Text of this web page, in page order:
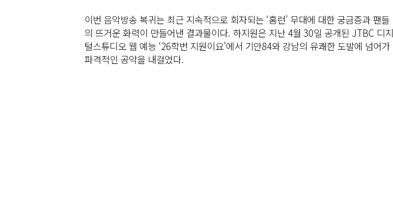
이번 음악방송 복귀는 최근 지속적으로 회자되는 ‘홈런’ 무대에 대한 궁금증과 팬들
의 뜨거운 화력이 만들어낸 결과물이다. 하지원은 지난 4월 30일 공개된 JTBC 디지
털스튜디오 웹 예능 ‘26학번 지원이요’에서 기안84와 강남의 유쾌한 도발에 넘어가
파격적인 공약을 내걸었다.